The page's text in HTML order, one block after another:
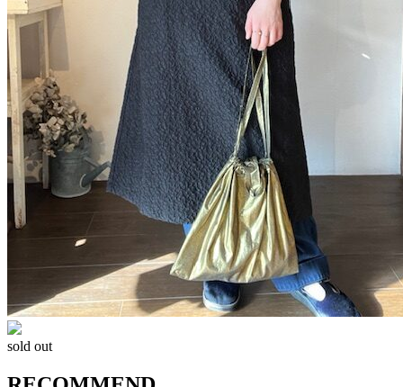
sold out